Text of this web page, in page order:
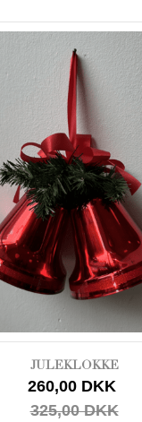
JULEKLOKKE
260,00 DKK
325,00 DKK